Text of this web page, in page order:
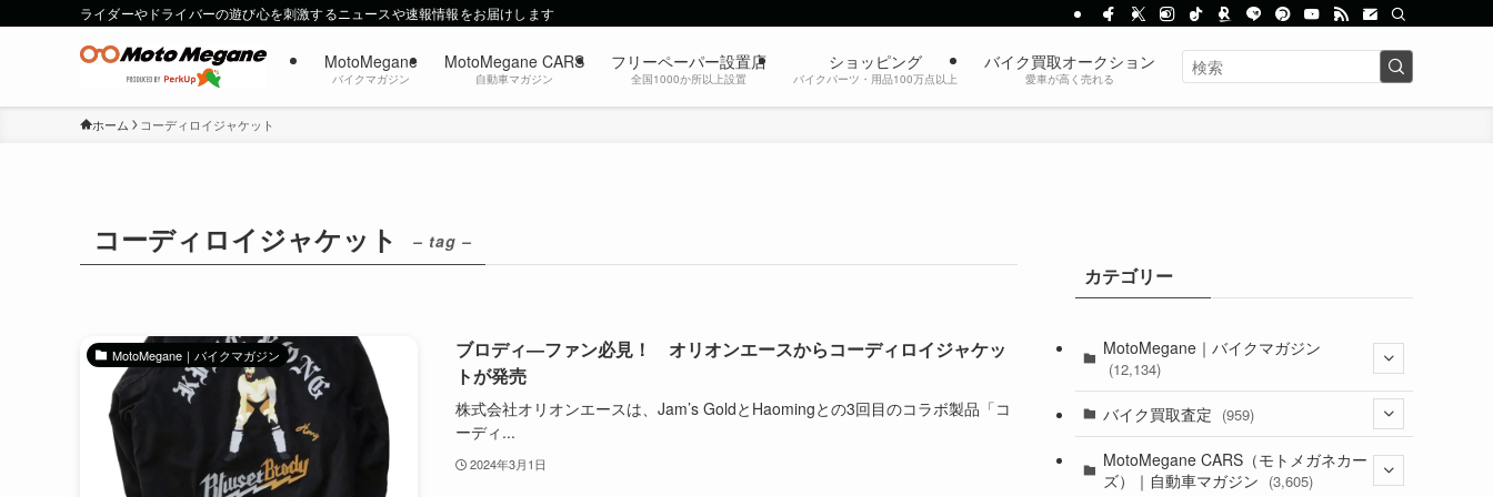
ライダーやドライバーの遊び心を刺激するニュースや速報情報をお届けします
MotoMegane
バイクマガジン
MotoMegane CARS
自動車マガジン
フリーペーパー設置店
全国1000か所以上設置
ショッピング
バイクパーツ・用品100万点以上
バイク買取オークション
愛車が高く売れる
ホーム コーディロイジャケット
コーディロイジャケット – tag –
MotoMegane｜バイクマガジン
ブロディ―ファン必見！ オリオンエースからコーディロイジャケッ
トが発売
株式会社オリオンエースは、Jam’s GoldとHaomingとの3回目のコラボ製品「コ
ーディ...
2024年3月1日
カテゴリー
MotoMegane｜バイクマガジン
(12,134)
(44)
バイク買取査定 (959)
(352)
MotoMegane CARS（モトメガネカー
ズ）｜自動車マガジン (3,605)